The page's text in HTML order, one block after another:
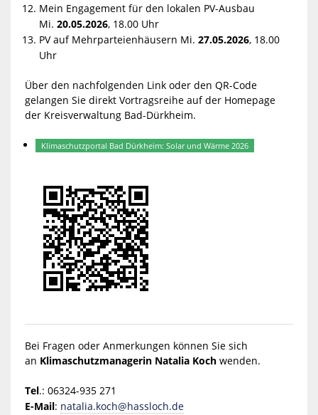
Mein Engagement für den lokalen PV-Ausbau
Mi. 20.05.2026, 18.00 Uhr
PV auf Mehrparteienhäusern Mi. 27.05.2026, 18.00
Uhr
Über den nachfolgenden Link oder den QR-Code
gelangen Sie direkt Vortragsreihe auf der Homepage
der Kreisverwaltung Bad-Dürkheim.
Klimaschutzportal Bad Dürkheim: Solar und Wärme 2026
Bei Fragen oder Anmerkungen können Sie sich
an Klimaschutzmanagerin Natalia Koch wenden.
Tel.: 06324-935 271
E-Mail: natalia.koch@hassloch.de